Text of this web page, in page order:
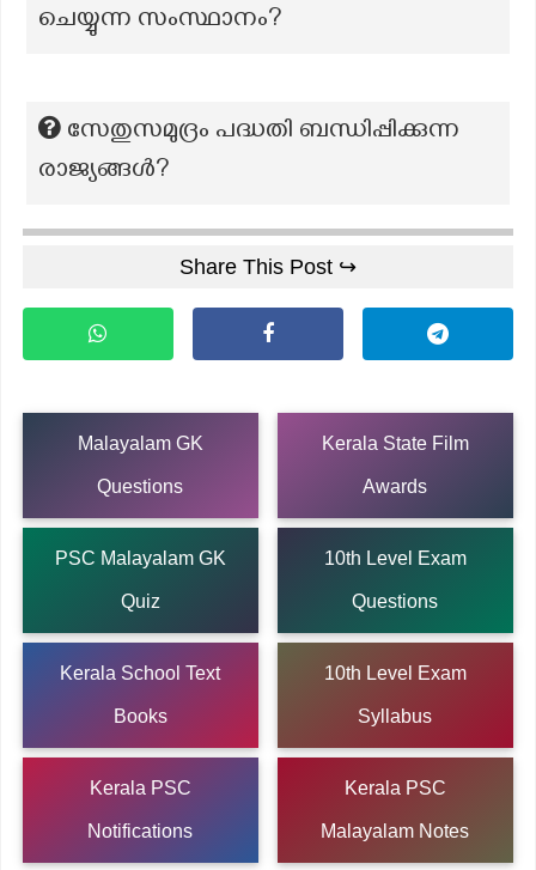
ചെയ്യുന്ന സംസ്ഥാനം?
സേതുസമുദ്രം പദ്ധതി ബന്ധിപ്പിക്കുന്ന
രാജ്യങ്ങൾ?
Share This Post ↪
Malayalam GK
Questions
Kerala State Film
Awards
PSC Malayalam GK
Quiz
10th Level Exam
Questions
Kerala School Text
Books
10th Level Exam
Syllabus
Kerala PSC
Notifications
Kerala PSC
Malayalam Notes